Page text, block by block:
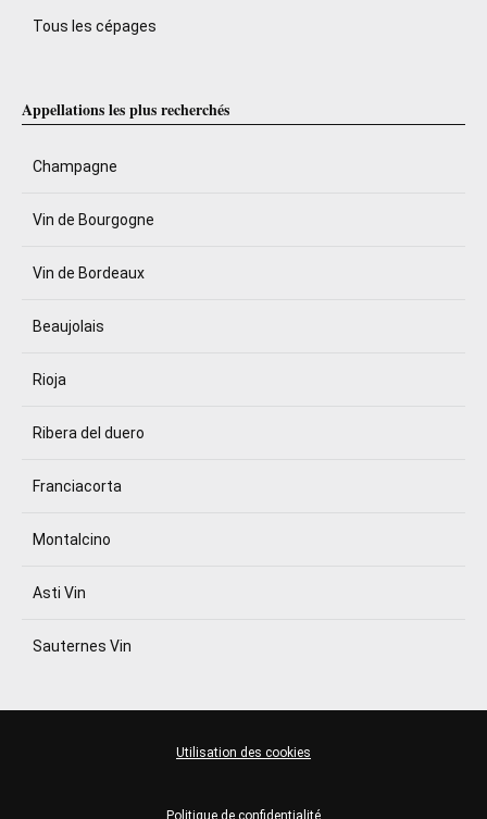
Tous les cépages
Appellations les plus recherchés
Champagne
Vin de Bourgogne
Vin de Bordeaux
Beaujolais
Rioja
Ribera del duero
Franciacorta
Montalcino
Asti Vin
Sauternes Vin
Politique de confidentialité
Utilisation des cookies